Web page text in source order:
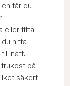
får du
eller titta
du hitta
natt.
frukost på
säkert